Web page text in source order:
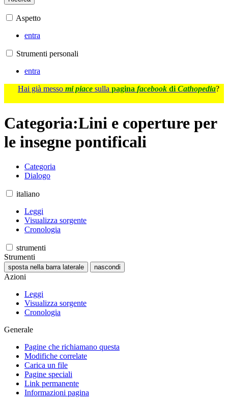
Aspetto
entra
Strumenti personali
entra
Hai già messo mi piace sulla pagina facebook di Cathopedia?
Categoria:Lini e coperture per
le insegne pontificali
Categoria
Dialogo
italiano
Leggi
Visualizza sorgente
Cronologia
strumenti
Strumenti
sposta nella barra laterale nascondi
Azioni
Leggi
Visualizza sorgente
Cronologia
Generale
Pagine che richiamano questa
Modifiche correlate
Carica un file
Pagine speciali
Link permanente
Informazioni pagina